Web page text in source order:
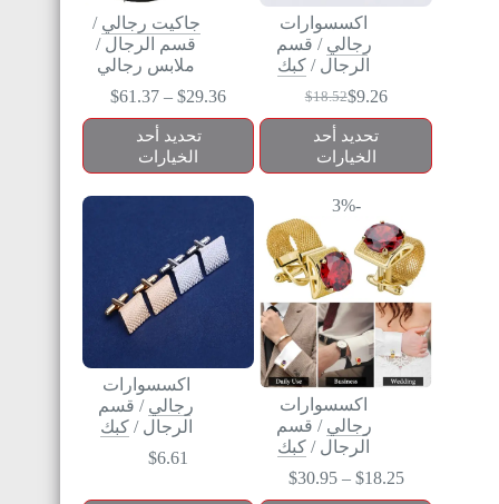
اكسسوارات
رجالي / قسم
الرجال / كبك
$18.52$9.26
تحديد أحد
الخيارات
جاكيت رجالي /
قسم الرجال /
ملابس رجالي
$29.36
–
$61.37
تحديد أحد
الخيارات
-3%
اكسسوارات
رجالي / قسم
الرجال / كبك
$18.25
–
$30.95
اكسسوارات
رجالي / قسم
الرجال /كبك
$6.61